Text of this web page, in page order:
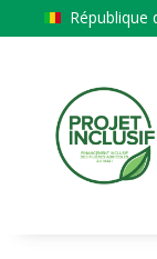
République